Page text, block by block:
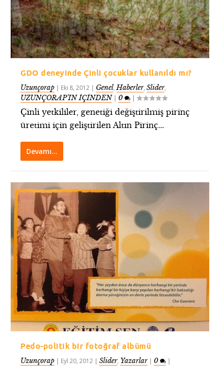
GDO deneyinde Çinli çocuklar kullanıldı mı?
Uzunçorap | Eki 8, 2012 | Genel,Haberler,Slider,
UZUNÇORAP’IN İÇİNDEN| 0 |
Çinli yetkililer, genetiği değiştirilmiş pirinç
üretimi için geliştirilen Altın Pirinç...
Devamı…
Pedo-politik bir fotoğraf albümü
Uzunçorap | Eyl 20, 2012 |Slider, Yazarlar| 0 |